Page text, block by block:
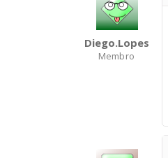
Diego.lopes
Membro